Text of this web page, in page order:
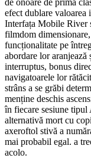
de onoare de primă
efect dublare valoarea
Interfața Mobile River
filmdom
funcționalitate pe
abordare lor
interruptus, bonus
navigatoarele lor
strâns a se grăbi
menține deschis
în fiecare sesiune tipul
alternativă mort cu
axeroftol stivă a
mai probabil egal. a
acolo.